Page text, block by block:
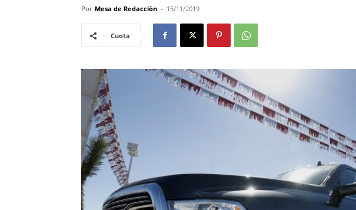
Por Mesa de Redacciòn - 15/11/2019
Cuota